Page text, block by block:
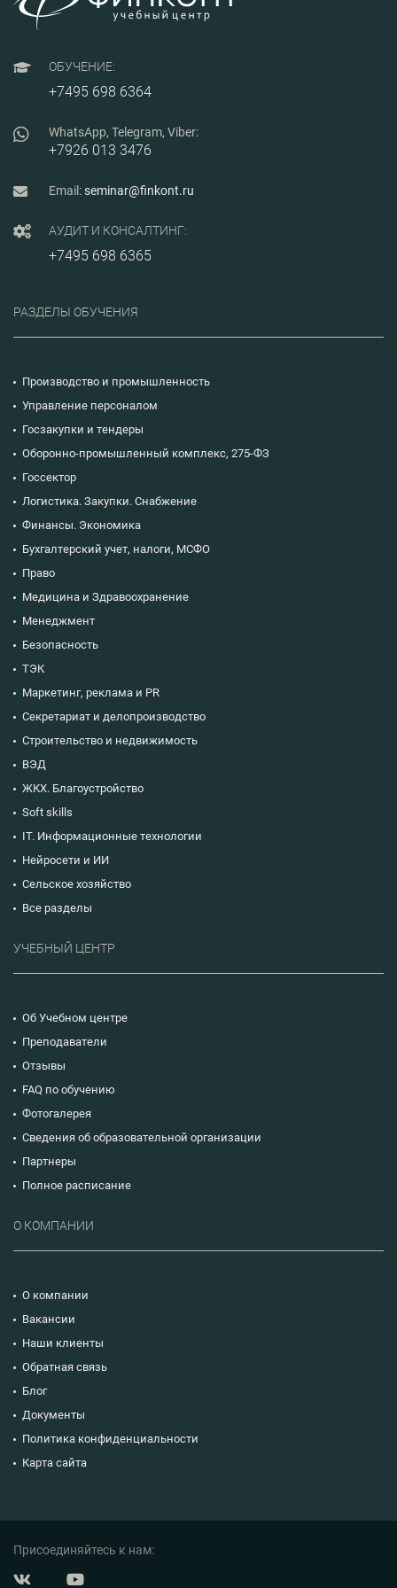
ОБУЧЕНИЕ:
+7495 698 6364
WhatsApp, Telegram, Viber:
+7926 013 3476
Email:seminar@finkont.ru
АУДИТ И КОНСАЛТИНГ:
+7495 698 6365
РАЗДЕЛЫ ОБУЧЕНИЯ
Производство и промышленность
Управление персоналом
Госзакупки и тендеры
Оборонно-промышленный комплекс, 275-ФЗ
Госсектор
Логистика. Закупки. Снабжение
Финансы. Экономика
Бухгалтерский учет, налоги, МСФО
Право
Медицина и Здравоохранение
Менеджмент
Безопасность
ТЭК
Маркетинг, реклама и PR
Секретариат и делопроизводство
Строительство и недвижимость
ВЭД
ЖКХ. Благоустройство
Soft skills
IT. Информационные технологии
Нейросети и ИИ
Сельское хозяйство
Все разделы
УЧЕБНЫЙ ЦЕНТР
Об Учебном центре
Преподаватели
Отзывы
FAQ по обучению
Фотогалерея
Сведения об образовательной организации
Партнеры
Полное расписание
О КОМПАНИИ
О компании
Вакансии
Наши клиенты
Обратная связь
Блог
Документы
Политика конфиденциальности
Карта сайта
Присоединяйтесь к нам: